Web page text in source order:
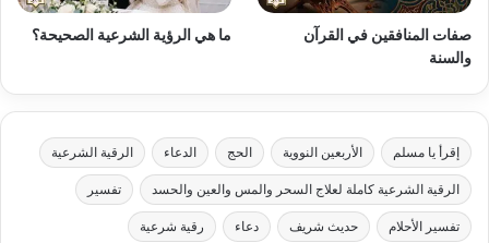
صفات المنافقين في القرآن
والسنة
ما هي الرؤية الشرعية الصحيحة؟
إقرأ يا مسلم الأربعين النووية الحج الدعاء الرقية الشرعية
الرقية الشرعية كاملة لعلاج السحر والمس والعين والحسد تفسير
تفسير الأحلام حديث شريف دعاء رقية شرعية